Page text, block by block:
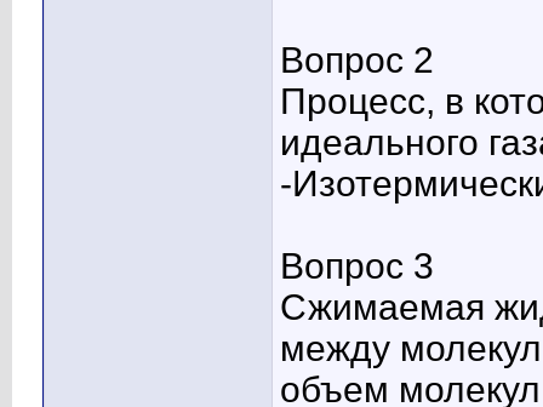
Вопрос 2
Процесс, в
идеального
-
Вопрос 3
Сжимаемая
между
объем